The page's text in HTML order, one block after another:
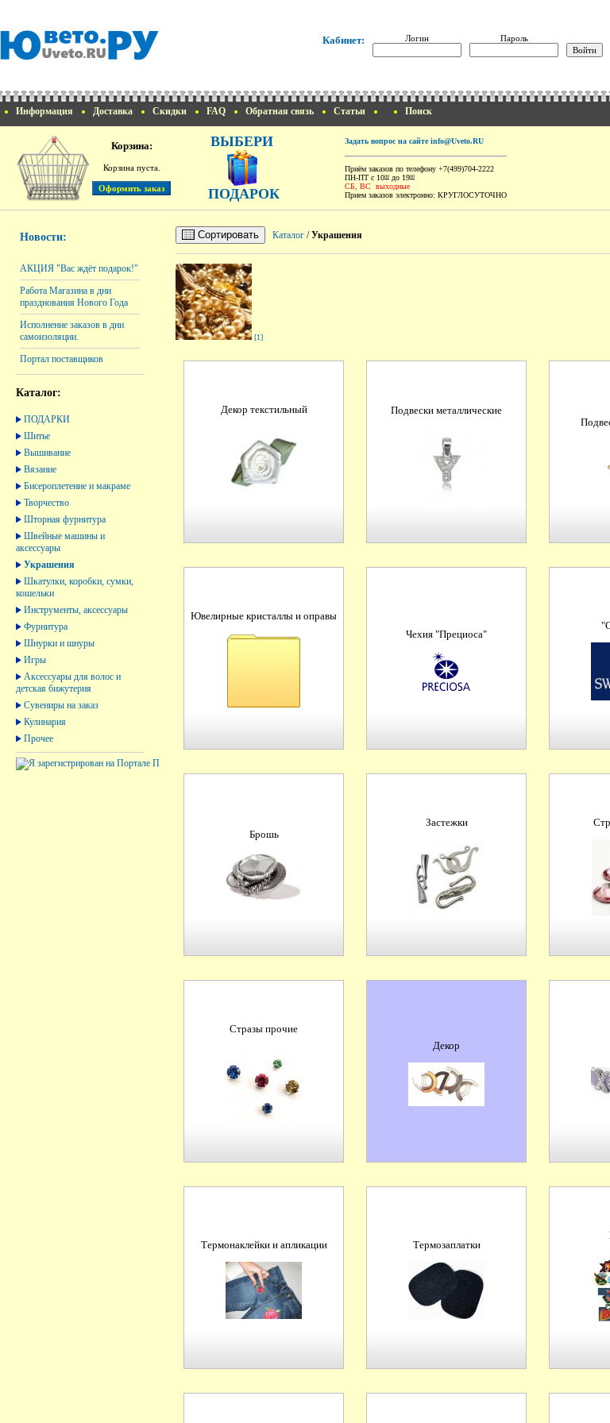
Кабинет: Логин Пароль
Информация Доставка Скидки FAQ Обратная связь Статьи Поиск
Корзина:
Корзина пуста.
ВЫБЕРИ
ПОДАРОК
Задать вопрос на сайте info@Uveto.RU
Приём заказов по телефону +7(499)704-2222
ПН-ПТ с 1000 до 1900
СБ, ВС выходные
Прием заказов электронно: КРУГЛОСУТОЧНО
Новости:
АКЦИЯ "Вас ждёт подарок!"
Работа Магазина в дни
празднования Нового Года
Исполнение заказов в дни
самоизоляции.
Портал поставщиков
Каталог:
ПОДАРКИ
Шитье
Вышивание
Вязание
Бисероплетение и макраме
Творчество
Шторная фурнитура
Швейные машины и
аксессуары
Украшения
Шкатулки, коробки, сумки,
кошельки
Инструменты, аксессуары
Фурнитура
Шнурки и шнуры
Игры
Аксессуары для волос и
детская бижутерия
Сувениры на заказ
Кулинария
Прочее
Сортировать Каталог /Украшения
[1]
Декор текстильный
Подвески металлические
Ювелирные кристаллы и оправы
Чехия "Прециоса"
Брошь
Застежки
Стразы прочие
Декор
Термонаклейки и апликации Термозаплатки